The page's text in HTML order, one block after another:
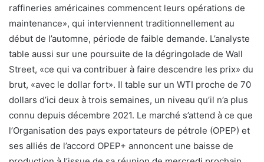
raffineries américaines commencent leurs opérations de
maintenance», qui interviennent traditionnellement au
début de l’automne, période de faible demande. L’analyste
table aussi sur une poursuite de la dégringolade de Wall
Street, «ce qui va contribuer à faire descendre les prix» du
brut, «avec le dollar fort». Il table sur un WTI proche de 70
dollars d’ici deux à trois semaines, un niveau qu’il n’a plus
connu depuis décembre 2021. Le marché s’attend à ce que
l’Organisation des pays exportateurs de pétrole (OPEP) et
ses alliés de l’accord OPEP+ annoncent une baisse de